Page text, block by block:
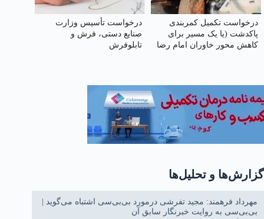
درخواست تکمیل کمربندی
پاکدشت (یا یک مسیر برای
کاهش محور خاوران امام رضا
درخواست تأسیس وزارت
صنایع دستی، فرش و
تابلوفرش
گزارش‌ها و تحلیل‌ها
مهرداد فرهمند: مجید تفرشی درمورد بی‌بی‌سی اشتباه می‌گوید |
بی‌بی‌سی به روایت خبرنگار سابق آن